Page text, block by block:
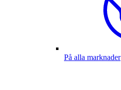
På alla marknader